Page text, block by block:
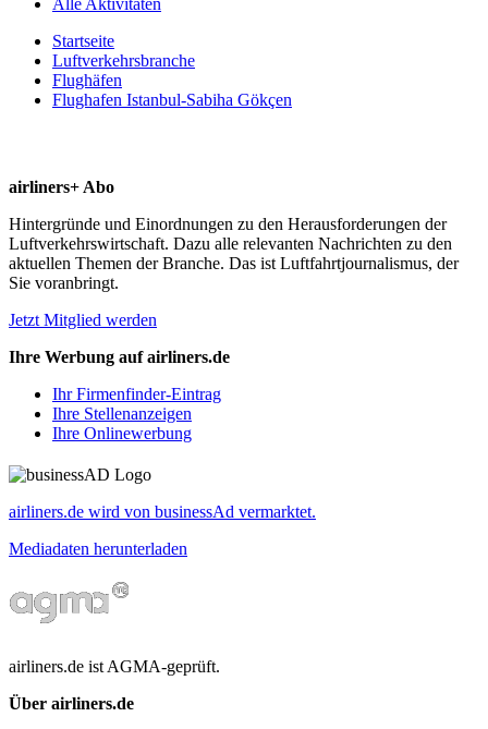
Startseite
Luftverkehrsbranche
Flughäfen
Flughafen Istanbul-Sabiha Gökçen
airliners+ Abo
Hintergründe und Einordnungen zu den Herausforderungen der
Luftverkehrswirtschaft. Dazu alle relevanten Nachrichten zu den
aktuellen Themen der Branche. Das ist Luftfahrtjournalismus, der
Sie voranbringt.
Jetzt Mitglied werden
Ihre Werbung auf airliners.de
Ihr Firmenfinder-Eintrag
Ihre Stellenanzeigen
Ihre Onlinewerbung
airliners.de wird von businessAd vermarktet.
Mediadaten herunterladen
airliners.de ist AGMA-geprüft.
Über airliners.de